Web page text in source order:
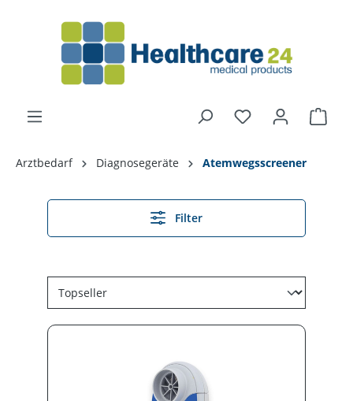
Arztbedarf Diagnosegeräte Atemwegsscreener
Filter